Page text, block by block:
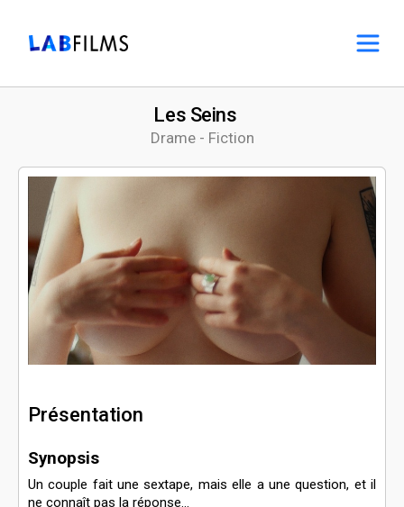
Drame - Fiction
Les Seins
Présentation
Synopsis
Un couple fait une sextape, mais elle a une question, et il
ne connaît pas la réponse...